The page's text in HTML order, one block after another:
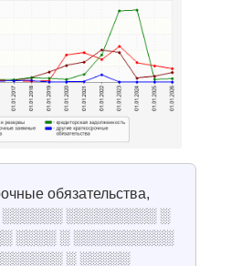
обязательства,
░░░░░░░░░ ░
░░░░ ░ ░░░░░░░░░░
░ ░░░░░